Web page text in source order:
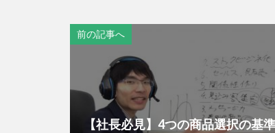
前の記事へ
【社長必見】4つの商品選択の基